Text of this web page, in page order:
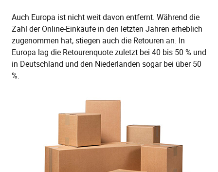
Auch Europa ist nicht weit davon entfernt. Während die
Zahl der Online-Einkäufe in den letzten Jahren erheblich
zugenommen hat, stiegen auch die Retouren an. In
Europa lag die Retourenquote zuletzt bei 40 bis 50 % und
in Deutschland und den Niederlanden sogar bei über 50
%.